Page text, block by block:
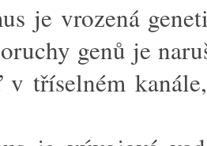
je vrozená
genů je
v tříselném